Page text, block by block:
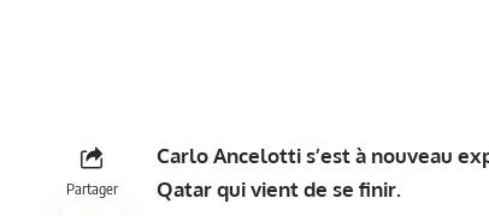
Partager
Carlo Ancelotti s’est à nouveau
Qatar qui vient de se finir.